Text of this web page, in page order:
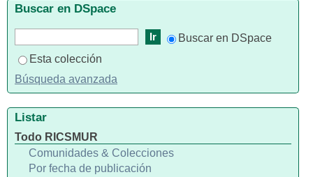
Buscar en DSpace
Buscar en DSpace
Esta colección
Búsqueda avanzada
Listar
Todo RICSMUR
Comunidades & Colecciones
Por fecha de publicación